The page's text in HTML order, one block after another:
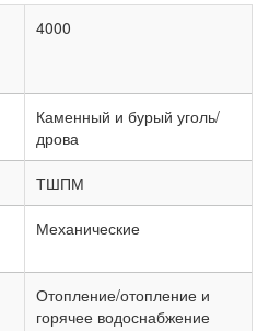
4000
Каменный и бурый уголь/
дрова
ТШПМ
Механические
Отопление/отопление и
горячее водоснабжение